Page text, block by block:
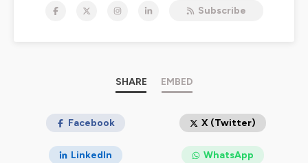
Chaque semaine, je vous offre un temps « Coeur sur
ici, je vous initie à redonner le juste pouvoir au Coeur ♥️
A travers ces audios en formats courts de 5 minutes,
le sujet coups de coeur et accueille des personnalités
Subscribe
SHARE EMBED
Facebook X (Twitter)
LinkedIn WhatsApp